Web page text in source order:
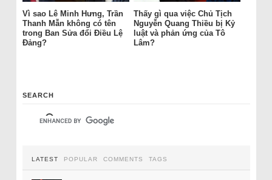
Vì sao Lê Minh Hưng, Trần
Thanh Mẫn không có tên
trong Ban Sửa đổi Điều Lệ
Đảng?
Thấy gì qua việc Chủ Tịch
Nguyễn Quang Thiều bị Kỷ
luật và phản ứng của Tô
Lâm?
SEARCH
LATEST POPULAR COMMENTS TAGS